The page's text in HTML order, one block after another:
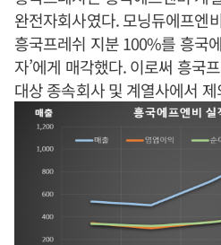
완전자회사였다. 모닝듀에프엔
흥국프레쉬 지분 100%를 흥국
자’에게 매각했다. 이로써 흥국
대상 종속회사 및 계열사에서